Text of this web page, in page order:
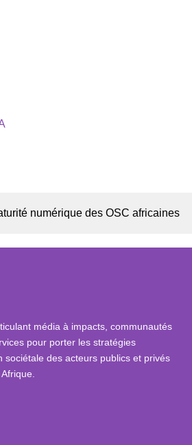
numérique des OSC africaines
média à impacts, communautés
pour porter les stratégies
sociétale des acteurs publics et privés